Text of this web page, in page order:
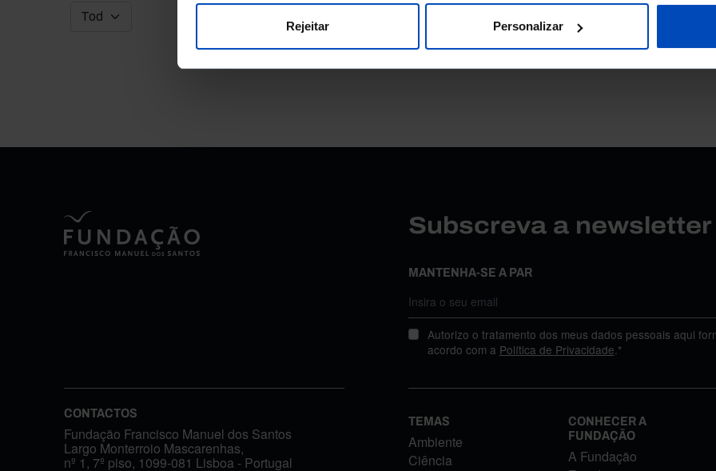
Rejeitar Personalizar
Subscreva a
MANTENHA-SE A PAR
Autorizo o tratamento dos meus dados pessoais aqui
acordo com a Política de Privacidade.*
CONTACTOS
Fundação Francisco Manuel dos Santos
Largo Monterroio Mascarenhas,
nº 1, 7º piso, 1099-081 Lisboa - Portugal
TEMAS
Ambiente
Ciência
CONHECER A
FUNDAÇÃO
A Fundação